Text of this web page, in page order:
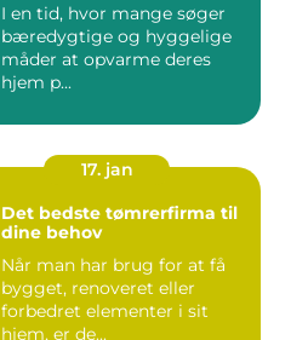
I en tid, hvor mange søger
bæredygtige og hyggelige
måder at opvarme deres
hjem p...
17. jan
Det bedste tømrerfirma til
dine behov
Når man har brug for at få
bygget, renoveret eller
forbedret elementer i sit
hjem, er de...